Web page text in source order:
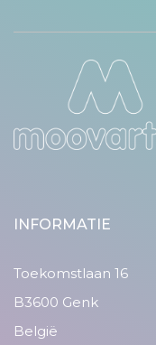
INFORMATIE
Toekomstlaan 16
B3600 Genk
België